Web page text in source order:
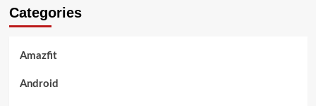
Categories
Amazfit
Android